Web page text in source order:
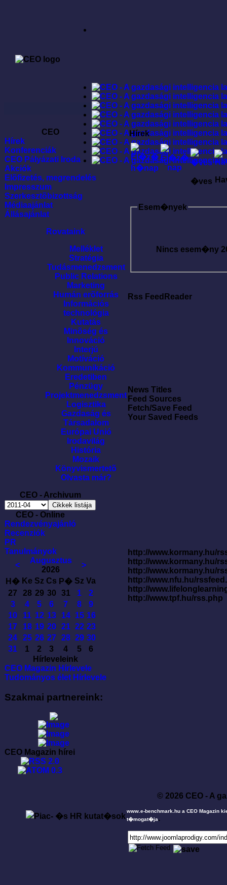
CEO
Hírek
Konferenciák
CEO Pályázati Iroda
Akciók
Elõfizetés, megrendelés
Impresszum
Szerkesztõbizottság
Médiaajánlat
Állásajánlat
Rovataink
Melléklet
Stratégia
Tudásmenedzsment
Public Relations
Marketing
Humán erõforrás
Információs
technológia
Kutatás
Minõség és
Innováció
Interjú
Motíváció
Kommunikáció
Eredetiben
Pénzügy
Projektmenedzsment
Logisztika
Gazdaság és
Társadalom
Európai Unió
Irodavilág
História
Mozaik
Könyvismertetõ
Olvasta már?
CEO - Archivum
CEO - Online
Rendezvényajánló
Recenziók
PR
Tanulmányok
<
Augusztus
2026
>
H� Ke Sz Cs P� Sz Va
27
28 29 30 31 1
2
3
4 5 6 7 8
9
10
11 12 13 14 15 16
17
18 19 20 21 22 23
24
25 26 27 28 29 30
31
1 2 3 4 5
6
Hírleveleink
CEO Magazin Hírlevele
Tudományos élet Hírlevele
Szakmai partnereink:
CEO Magazin hírei
Hírek
�ves
Esem�nyek
Nincs esem�ny
Rss FeedReader
News Titles
Feed Sources
Fetch/Save Feed
Your Saved Feeds
http://www.kormany.hu/
http://www.kormany.hu/
http://www.kormany.hu/
http://www.nfu.hu/
http://
http://www.tpf.hu/rss.php
© 2026 CEO - A
www.e-benchmark.hu a CEO Magazin
t�mogat�ja.